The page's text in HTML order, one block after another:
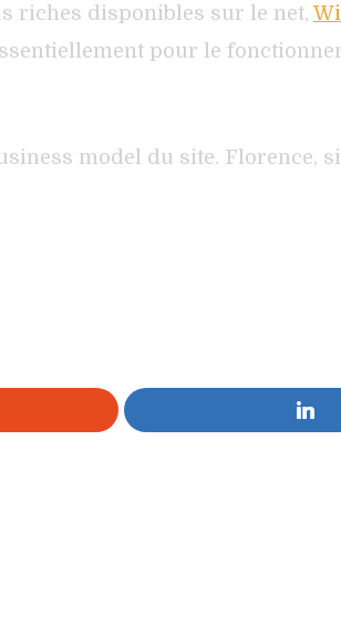
riches disponibles sur le net,
pour le
model du site. Florence,